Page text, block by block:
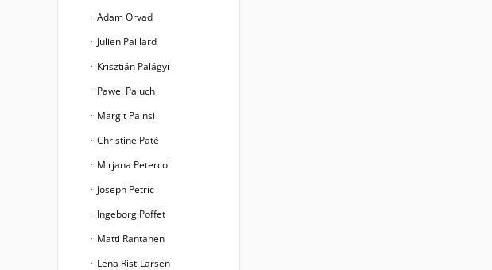
Adam Orvad
Julien Paillard
Krisztián Palágyi
Pawel Paluch
Margit Painsi
Christine Paté
Mirjana Petercol
Joseph Petric
Ingeborg Poffet
Matti Rantanen
Lena Rist-Larsen